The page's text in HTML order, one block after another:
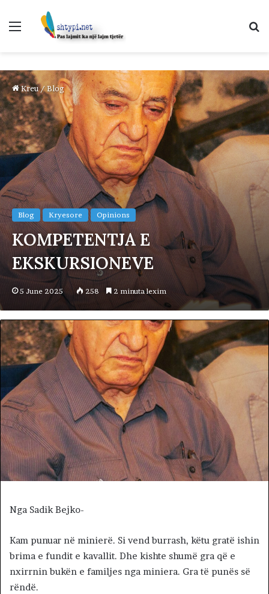
Menu
Kreu/Blog
Blog Kryesore Opinions
KOMPETENTJA E
EKSKURSIONEVE
5 June 2025 258 2 minuta lexim
Nga Sadik Bejko-
Kam punuar në minierë. Si vend burrash, këtu gratë ishin
brima e fundit e kavallit. Dhe kishte shumë gra që e
nxirrnin bukën e familjes nga miniera. Gra të punës së
rëndë.